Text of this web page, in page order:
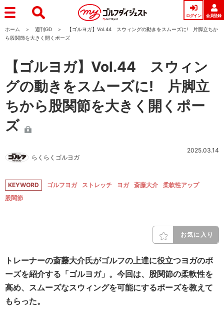
ログイン 会員登録
ホーム 週刊GD
【ゴルヨガ】Vol.44 スウィングの動きをスムーズに! 片脚立ちか
ら股関節を大きく開くポーズ
【ゴルヨガ】Vol.44 スウィン
グの動きをスムーズに! 片脚立
ちから股関節を大きく開くポー
ズ
らくらくゴルヨガ
2025.03.14
KEYWORD ゴルフヨガ ストレッチ ヨガ 斎藤大介
柔軟性アップ
股関節
お気に入り
トレーナーの斎藤大介氏がゴルフの上達に役立つヨガのポ
ーズを紹介する「ゴルヨガ」。今回は、股関節の柔軟性を
高め、 スムーズなスウィングを可能にするポーズを教えて
もらった。